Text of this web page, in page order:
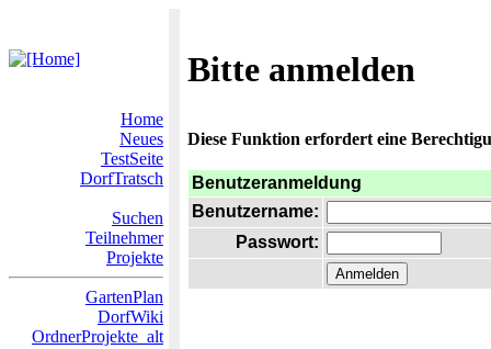
Bitte anmelden
Home
Neues
TestSeite
DorfTratsch
Suchen
Teilnehmer
Projekte
GartenPlan
DorfWiki
OrdnerProjekte_alt
Diese Funktion erfordert eine
Benutzeranmeldung
Benutzername:
Passwort: